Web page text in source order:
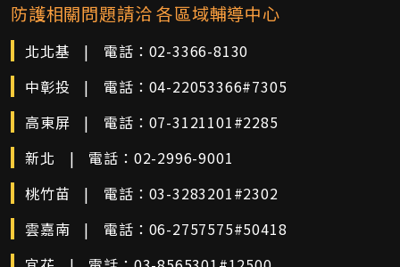
防護相關問題請洽 各區域輔導中心
北北基 | 電話： 02-3366-8130
中彰投
| 電話： 04-22053366#7305
高東屏
| 電話： 07-3121101#2285
新北
| 電話： 02-2996-9001
桃竹苗
| 電話： 03-3283201#2302
雲嘉南
| 電話： 06-2757575#50418